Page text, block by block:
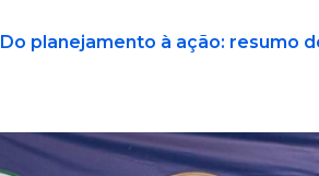
Do planejamento à ação: resumo